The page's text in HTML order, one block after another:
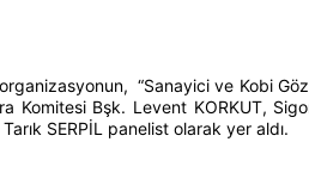
“Sanayici ve Kobi
Bşk. Levent KORKUT,
SERPİL panelist olarak yer aldı.